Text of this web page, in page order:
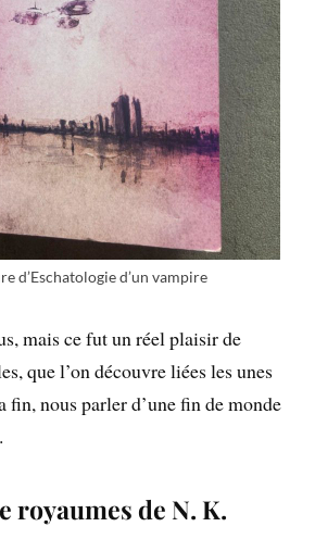
d’Eschatologie d’un vampire
mais ce fut un réel plaisir de
que l’on découvre liées les unes
fin, nous parler d’une fin de monde
royaumes de N. K.